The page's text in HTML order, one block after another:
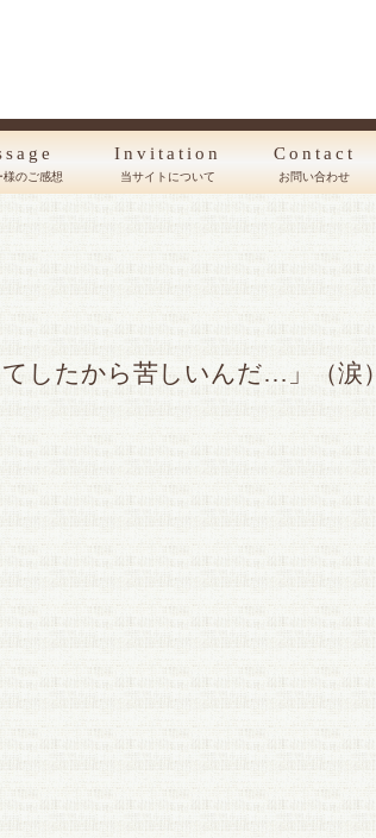
様のご感想
Invitation
当サイトについて
Contact
お問い合わせ
てしたから苦しいんだ…」（涙）